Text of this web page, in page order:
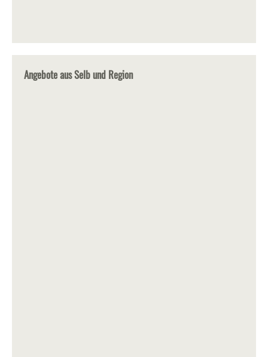
Angebote aus Selb und Region